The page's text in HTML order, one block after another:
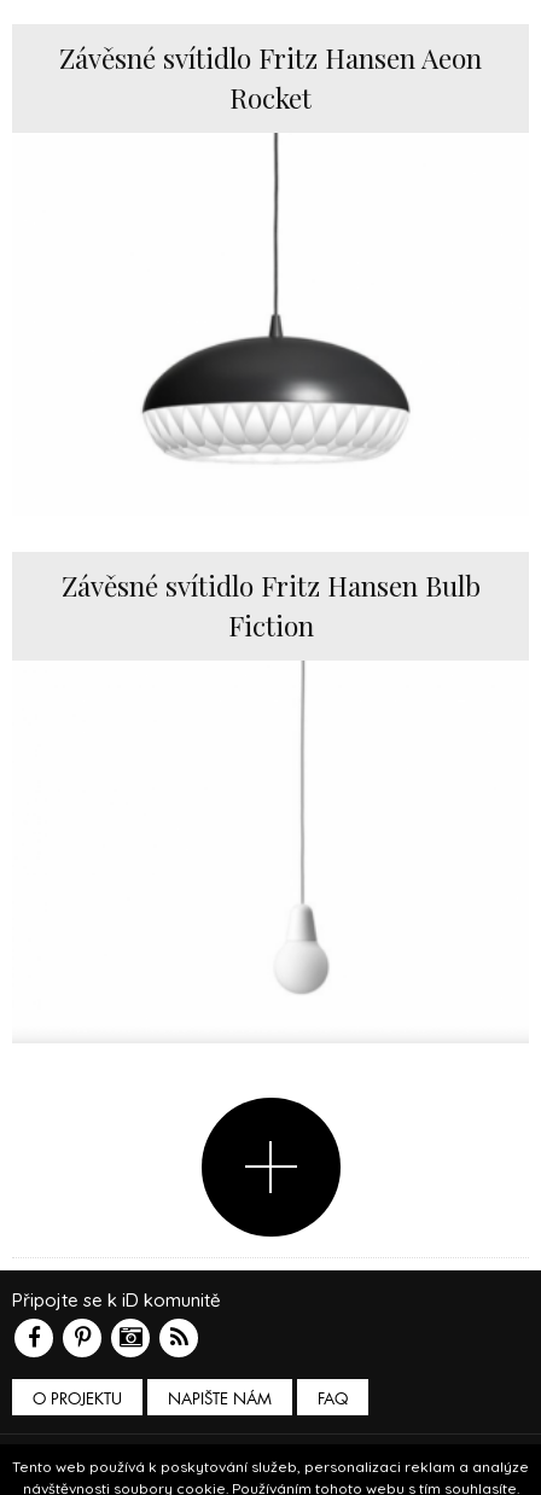
Tento web používá k poskytování služeb, personalizaci reklam a analýze
návštěvnosti soubory cookie. Používáním tohoto webu s tím souhlasíte.
Závěsné svítidlo Fritz Hansen Aeon
Rocket
Závěsné svítidlo Fritz Hansen Bulb
Fiction
O PROJEKTU NAPIŠTE NÁM
Připojte se k iD komunitě
FAQ
Podmínky používání